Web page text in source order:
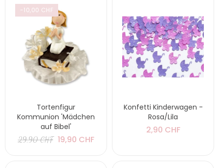
-10,00 CHF
Tortenfigur
Kommunion 'Mädchen
auf Bibel'
29,90 CHF 19,90 CHF
Konfetti Kinderwagen -
Rosa/Lila
2,90 CHF